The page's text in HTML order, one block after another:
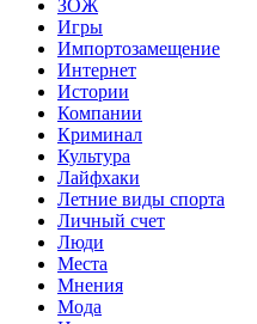
ЗОЖ
Игры
Импортозамещение
Интернет
Истории
Компании
Криминал
Культура
Лайфхаки
Летние виды спорта
Личный счет
Люди
Места
Мнения
Мода